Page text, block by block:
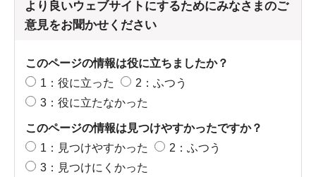
より良いウェブサイトにするためにみなさまのご
意見をお聞かせください
このページの情報は役に立ちましたか？
1：役に立った
2：ふつう
3：役に立たなかった
このページの情報は見つけやすかったですか？
1：見つけやすかった
2：ふつう
3：見つけにくかった